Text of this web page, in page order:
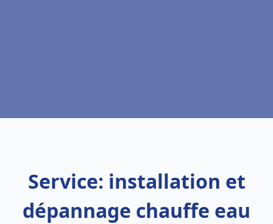
Service: installation et
dépannage chauffe eau